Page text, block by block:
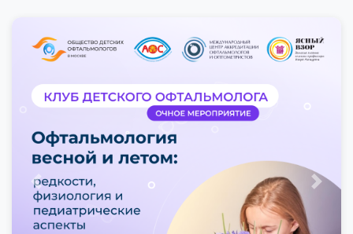
Предыдущий